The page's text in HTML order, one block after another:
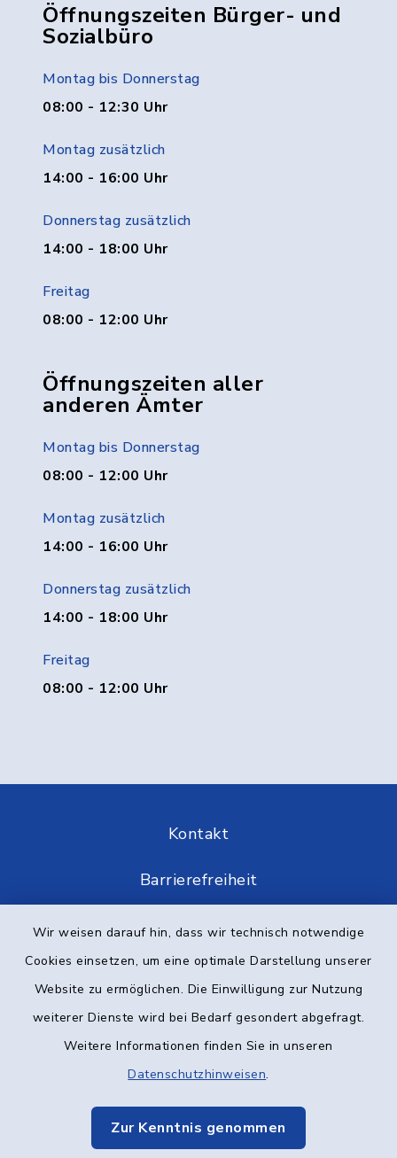
Wir weisen darauf hin, dass wir technisch notwendige
Cookies einsetzen, um eine optimale Darstellung unserer
Website zu ermöglichen. Die Einwilligung zur Nutzung
weiterer Dienste wird bei Bedarf gesondert abgefragt.
Weitere Informationen finden Sie in unseren
Datenschutzhinweisen.
Zur Kenntnis genommen
Öffnungszeiten Bürger- und
Sozialbüro
Montag bis Donnerstag
08:00 - 12:30 Uhr
Montag zusätzlich
14:00 - 16:00 Uhr
Donnerstag zusätzlich
14:00 - 18:00 Uhr
Freitag
08:00 - 12:00 Uhr
Öffnungszeiten aller
anderen Ämter
Montag bis Donnerstag
08:00 - 12:00 Uhr
Montag zusätzlich
14:00 - 16:00 Uhr
Donnerstag zusätzlich
14:00 - 18:00 Uhr
Freitag
08:00 - 12:00 Uhr
Kontakt
Barrierefreiheit
Datenschutz
Impressum
Elektronische Kommunikation
Sitemap
Cookie-Einstellungen